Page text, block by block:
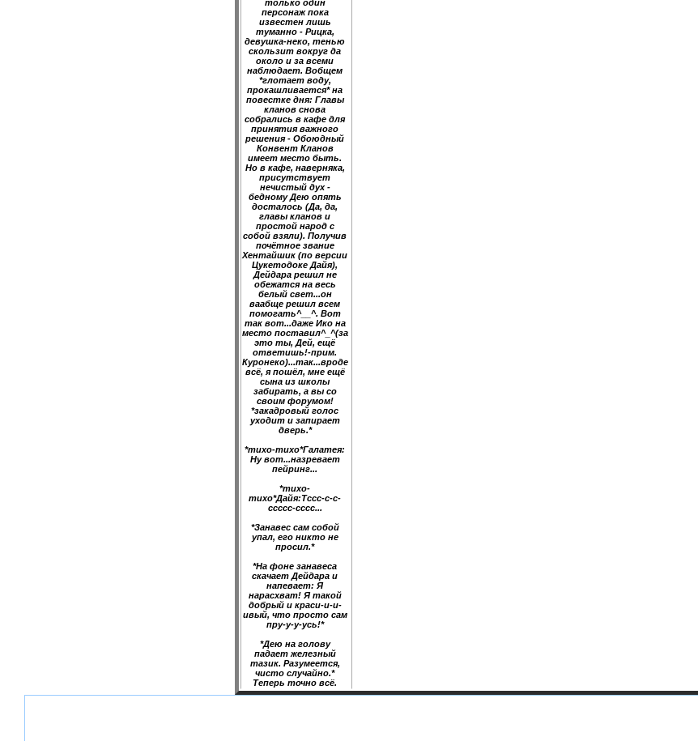
только один
персонаж пока
известен лишь
туманно - Рицка,
девушка-неко, тенью
скользит вокруг да
около и за всеми
наблюдает. Вобщем
*глотает воду,
прокашливается* на
повестке дня: Главы
кланов снова
собрались в кафе для
принятия важного
решения - Обоюдный
Конвент Кланов
имеет место быть.
Но в кафе, наверняка,
присутствует
нечистый дух -
бедному Дею опять
досталось (Да, да,
главы кланов и
простой народ с
собой взяли). Получив
почётное звание
Хентайшик (по версии
Цукетодоке Дайя),
Дейдара решил не
обежатся на весь
белый свет...он
ваабще решил всем
помогать^__^. Вот
так вот...даже Ико на
место поставил^_^(за
это ты, Дей, ещё
ответишь!-прим.
Куронеко)...так...вроде
всё, я пошёл, мне ещё
сына из школы
забирать, а вы со
своим форумом!
*закадровый голос
уходит и запирает
дверь.*
*тихо-тихо*Галатея:
Ну вот...назревает
пейринг...
*тихо-
тихо*Дайя:Тссс-с-с-
ссссс-сссс...
*Занавес сам собой
упал, его никто не
просил.*
*На фоне занавеса
скачает Дейдара и
напевает: Я
нарасхват! Я такой
добрый и краси-и-и-
ивый, что просто сам
пру-у-у-усь!*
*Дею на голову
падает железный
тазик. Разумеется,
чисто случайно.*
Теперь точно всё.